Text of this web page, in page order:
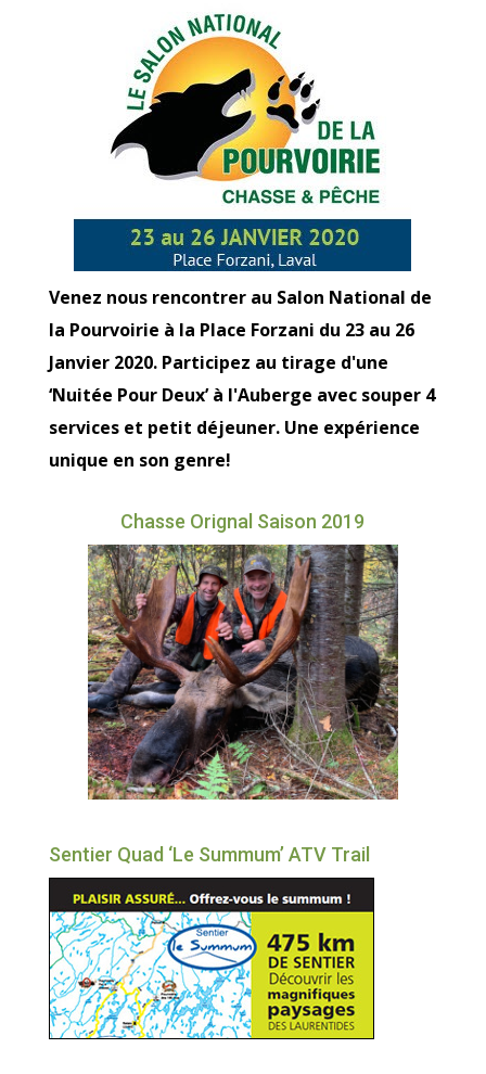
Venez nous rencontrer au Salon National de
la Pourvoirie à la Place Forzani du 23 au 26
Janvier 2020. Participez au tirage d'une
‘Nuitée Pour Deux’ à l'Auberge avec souper 4
services et petit déjeuner. Une expérience
unique en son genre!
Chasse Orignal Saison 2019
Sentier Quad ‘Le Summum’ ATV Trail